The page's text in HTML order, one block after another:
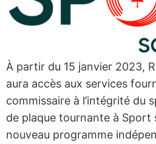
À partir du 15 janvier 2023,
aura accès aux services
commissaire à l’intégrité du
de plaque tournante à Sport
nouveau programme